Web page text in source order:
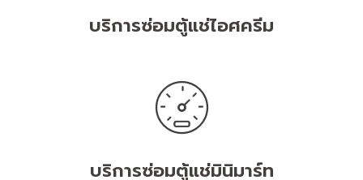
บริการซ่อมตู้แช่ไอศครีม
บริการซ่อมตู้แช่มินิมาร์ท